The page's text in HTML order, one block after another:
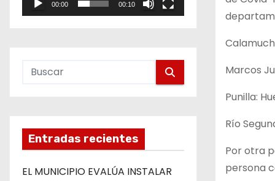
00:00 00:10
Entradas recientes
EL MUNICIPIO EVALÚA INSTALAR
Marcos
Punilla:
Río
Por otra
persona